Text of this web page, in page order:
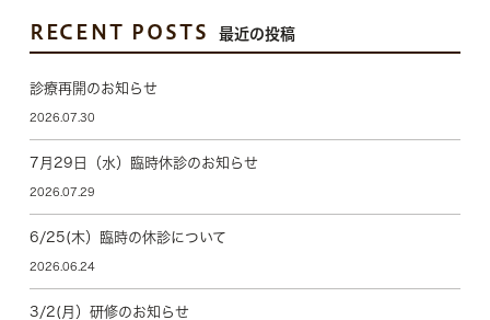
RECENT POSTS 最近の投稿
診療再開のお知らせ
2026.07.30
7月29日（水）臨時休診のお知らせ
2026.07.29
6/25(木）臨時の休診について
2026.06.24
3/2(月）研修のお知らせ